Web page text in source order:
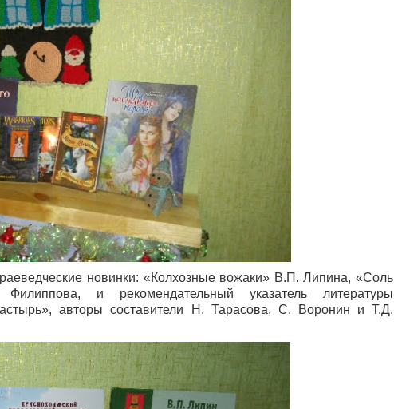
новинки: «Колхозные вожаки» В.П. Липина, «Соль
и рекомендательный указатель литературы
авторы составители Н. Тарасова, С. Воронин и Т.Д.